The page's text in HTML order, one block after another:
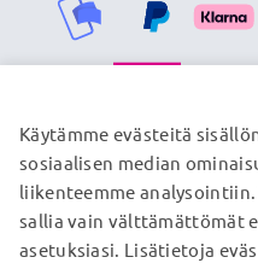
© subtel.fi 2026
Kaikki hinnat sisältävät
Käytämme evästeitä
sosiaalisen median
liikenteemme
sallia vain välttämättömät
asetuksiasi. Lisätietoja